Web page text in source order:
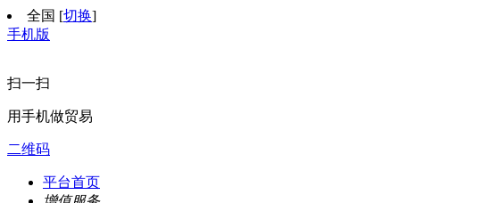
全国 [切换]
手机版
扫一扫
用手机做贸易
二维码
平台首页